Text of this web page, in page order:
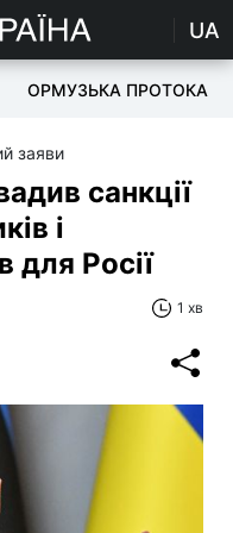
UA
ОРМУЗЬКА ПРОТОКА
заяви
санкції
і
для Росії
1 хв